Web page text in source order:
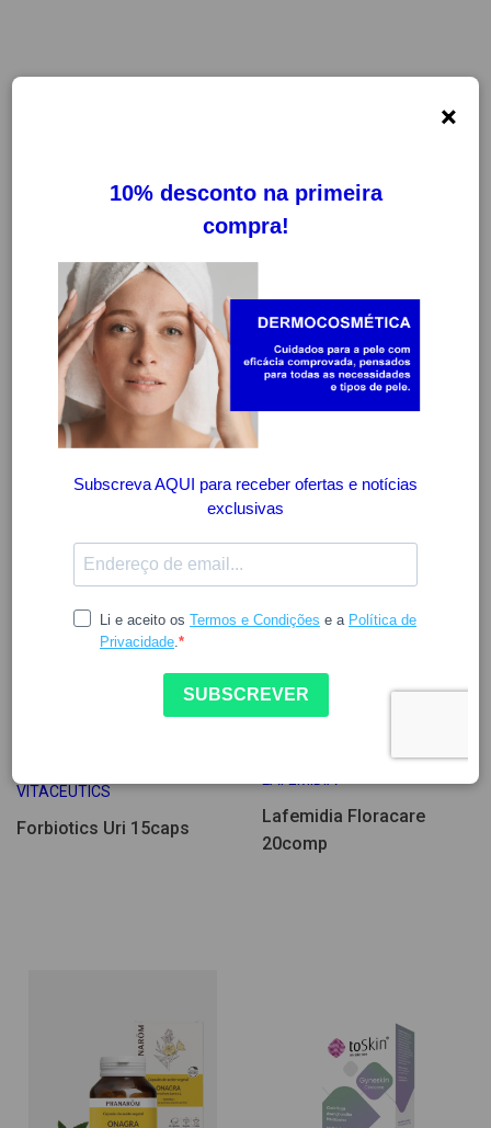
VITACEUTICS
Forbiotics Uri 15caps
Lafemidia Floracare
20comp
×